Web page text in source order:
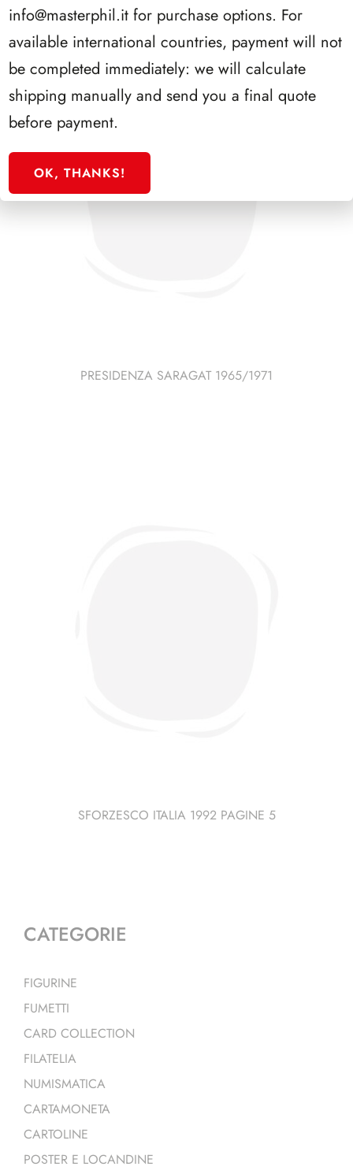
PRESIDENZA SARAGAT 1965/1971
SFORZESCO ITALIA 1992 PAGINE 5
CATEGORIE
FIGURINE
FUMETTI
CARD COLLECTION
FILATELIA
NUMISMATICA
CARTAMONETA
CARTOLINE
POSTER E LOCANDINE
info@masterphil.it for purchase options. For
available international countries, payment will not
be completed immediately: we will calculate
shipping manually and send you a final quote
before payment.
OK, THANKS!